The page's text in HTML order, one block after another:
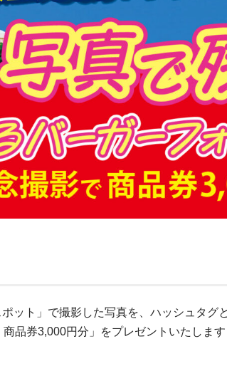
ット」で撮影した写真を、ハッシュタグ
品券3,000円分」をプレゼントいたしま